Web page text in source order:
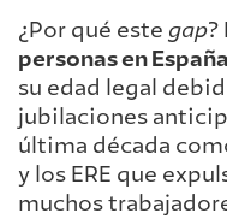
¿Por qué este gap?
personas en
su edad legal
jubilaciones
última década
y los ERE que
muchos